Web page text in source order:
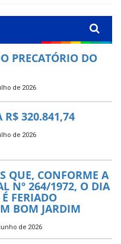
PRECATÓRIO DO
de 2026
R$ 320.841,74
de 2026
QUE, CONFORME A
Nº 264/1972, O DIA
FERIADO
BOM JARDIM
de 2026